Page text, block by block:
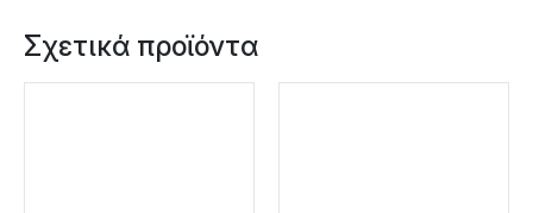
Σχετικά προϊόντα